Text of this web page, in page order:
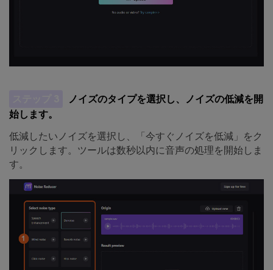
ノイズのタイプを選択し、ノイズの低減を開
始します。
低減したいノイズを選択し、「今すぐノイズを低減」をク
リックします。ツールは数秒以内に音声の処理を開始しま
す。